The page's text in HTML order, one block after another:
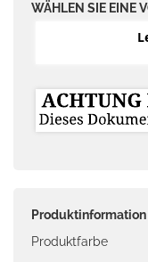
WÄHLEN SIE EINE
Produktinformation
Produktfarbe